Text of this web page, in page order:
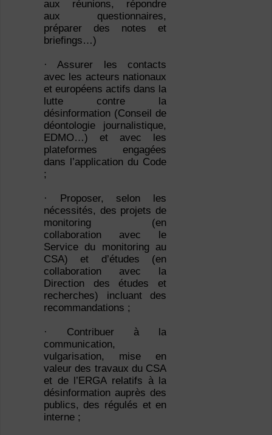
aux réunions, répondre
aux questionnaires,
préparer des notes et
briefings…)
· Assurer les contacts
avec les acteurs nationaux
et européens actifs dans la
lutte contre la
désinformation (Conseil de
déontologie journalistique,
EDMO…) et avec les
plateformes engagées
dans l’application du Code
;
· Proposer, selon les
nécessités, des projets de
monitoring (en
collaboration avec le
Service du monitoring au
CSA) et d’études (en
collaboration avec la
Direction des études et
recherches) incluant des
recommandations ;
· Contribuer à la
communication,
vulgarisation, mise en
valeur des travaux du CSA
et de l’ERGA relatifs à la
désinformation auprès des
publics, des régulés et en
interne ;